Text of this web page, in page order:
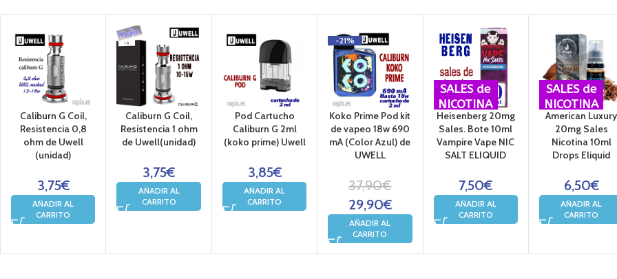
Caliburn G Coil,
Resistencia 0,8
ohm de Uwell
(unidad)
3,75€
AÑADIR AL
CARRITO
Caliburn G Coil,
Resistencia 1 ohm
de Uwell(unidad)
3,75€
AÑADIR AL
CARRITO
Pod Cartucho
Caliburn G 2ml
(koko prime) Uwell
3,85€
AÑADIR AL
CARRITO
-21%
Koko Prime Pod kit
de vapeo 18w 690
mA (Color Azul) de
UWELL
37,90€
29,90€
AÑADIR AL
CARRITO
SALES de
NICOTINA
Heisenberg 20mg
Sales. Bote 10ml
Vampire Vape NIC
SALT ELIQUID
7,50€
AÑADIR AL
CARRITO
SALES de
NICOTINA
American Luxury
20mg Sales
Nicotina 10ml
Drops Eliquid
6,50€
AÑADIR AL
CARRITO